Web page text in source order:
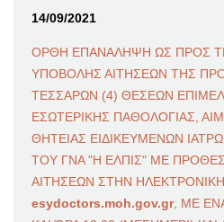
14/09/2021
ΟΡΘΗ ΕΠΑΝΑΛΗΨΗ ΩΣ ΠΡΟΣ
ΥΠΟΒΟΛΗΣ ΑΙΤΗΣΕΩΝ ΤΗΣ
ΤΕΣΣΑΡΩΝ (4) ΘΕΣΕΩΝ
ΕΣΩΤΕΡΙΚΗΣ ΠΑΘΟΛΟΓΙΑΣ,
ΘΗΤΕΙΑΣ ΕΙΔΙΚΕΥΜΕΝΩΝ
ΤΟΥ ΓΝΑ "Η ΕΛΠΙΣ" ΜΕ
ΑΙΤΗΣΕΩΝ ΣΤΗΝ
esydoctors.moh.gov.gr, ΜΕ